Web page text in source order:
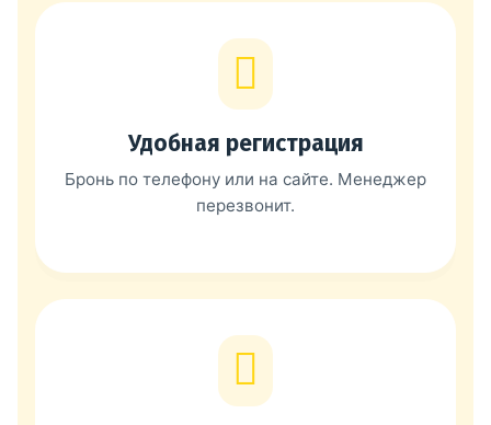
Удобная регистрация
Бронь по телефону или на сайте. Менеджер
перезвонит.